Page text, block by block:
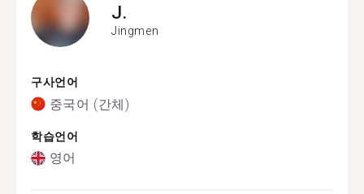
J.
Jingmen
구사언어
중국어 (간체)
학습언어
영어